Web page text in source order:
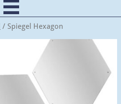
/ Spiegel Hexagon